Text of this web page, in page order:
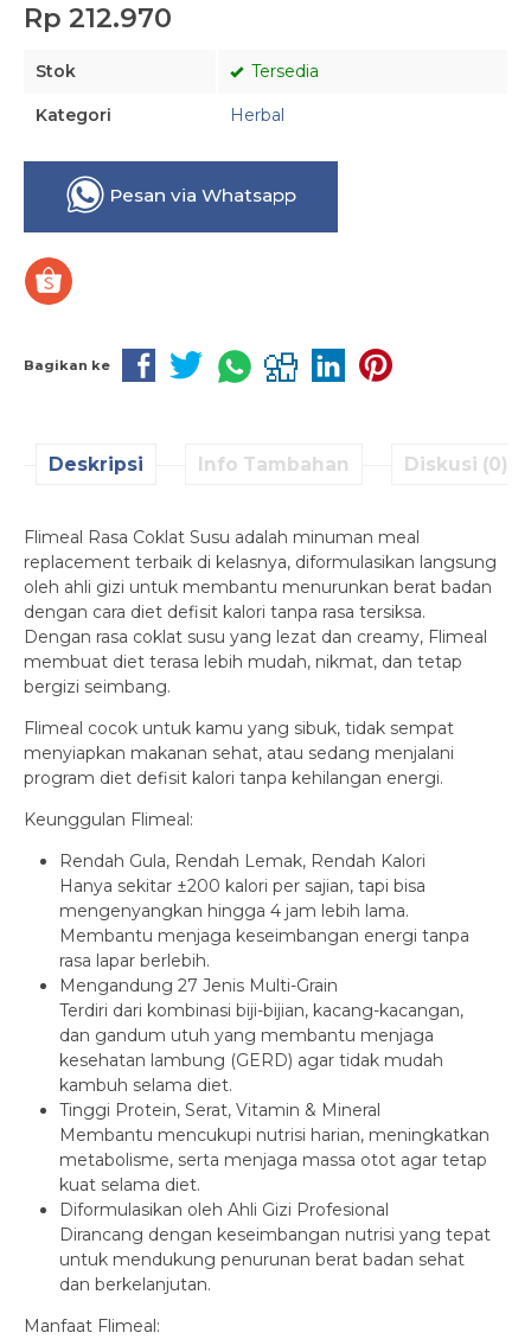
Rp 212.970
Stok Tersedia
Kategori Herbal
Pesan via Whatsapp
Bagikan ke
Deskripsi Info Tambahan Diskusi (0)
Flimeal Rasa Coklat Susu adalah minuman meal
replacement terbaik di kelasnya, diformulasikan langsung
oleh ahli gizi untuk membantu menurunkan berat badan
dengan cara diet defisit kalori tanpa rasa tersiksa.
Dengan rasa coklat susu yang lezat dan creamy, Flimeal
membuat diet terasa lebih mudah, nikmat, dan tetap
bergizi seimbang.
Flimeal cocok untuk kamu yang sibuk, tidak sempat
menyiapkan makanan sehat, atau sedang menjalani
program diet defisit kalori tanpa kehilangan energi.
Keunggulan Flimeal:
Rendah Gula, Rendah Lemak, Rendah Kalori
Hanya sekitar ±200 kalori per sajian, tapi bisa
mengenyangkan hingga 4 jam lebih lama.
Membantu menjaga keseimbangan energi tanpa
rasa lapar berlebih.
Mengandung 27 Jenis Multi-Grain
Terdiri dari kombinasi biji-bijian, kacang-kacangan,
dan gandum utuh yang membantu menjaga
kesehatan lambung (GERD) agar tidak mudah
kambuh selama diet.
Tinggi Protein, Serat, Vitamin & Mineral
Membantu mencukupi nutrisi harian, meningkatkan
metabolisme, serta menjaga massa otot agar tetap
kuat selama diet.
Diformulasikan oleh Ahli Gizi Profesional
Dirancang dengan keseimbangan nutrisi yang tepat
untuk mendukung penurunan berat badan sehat
dan berkelanjutan.
Manfaat Flimeal: